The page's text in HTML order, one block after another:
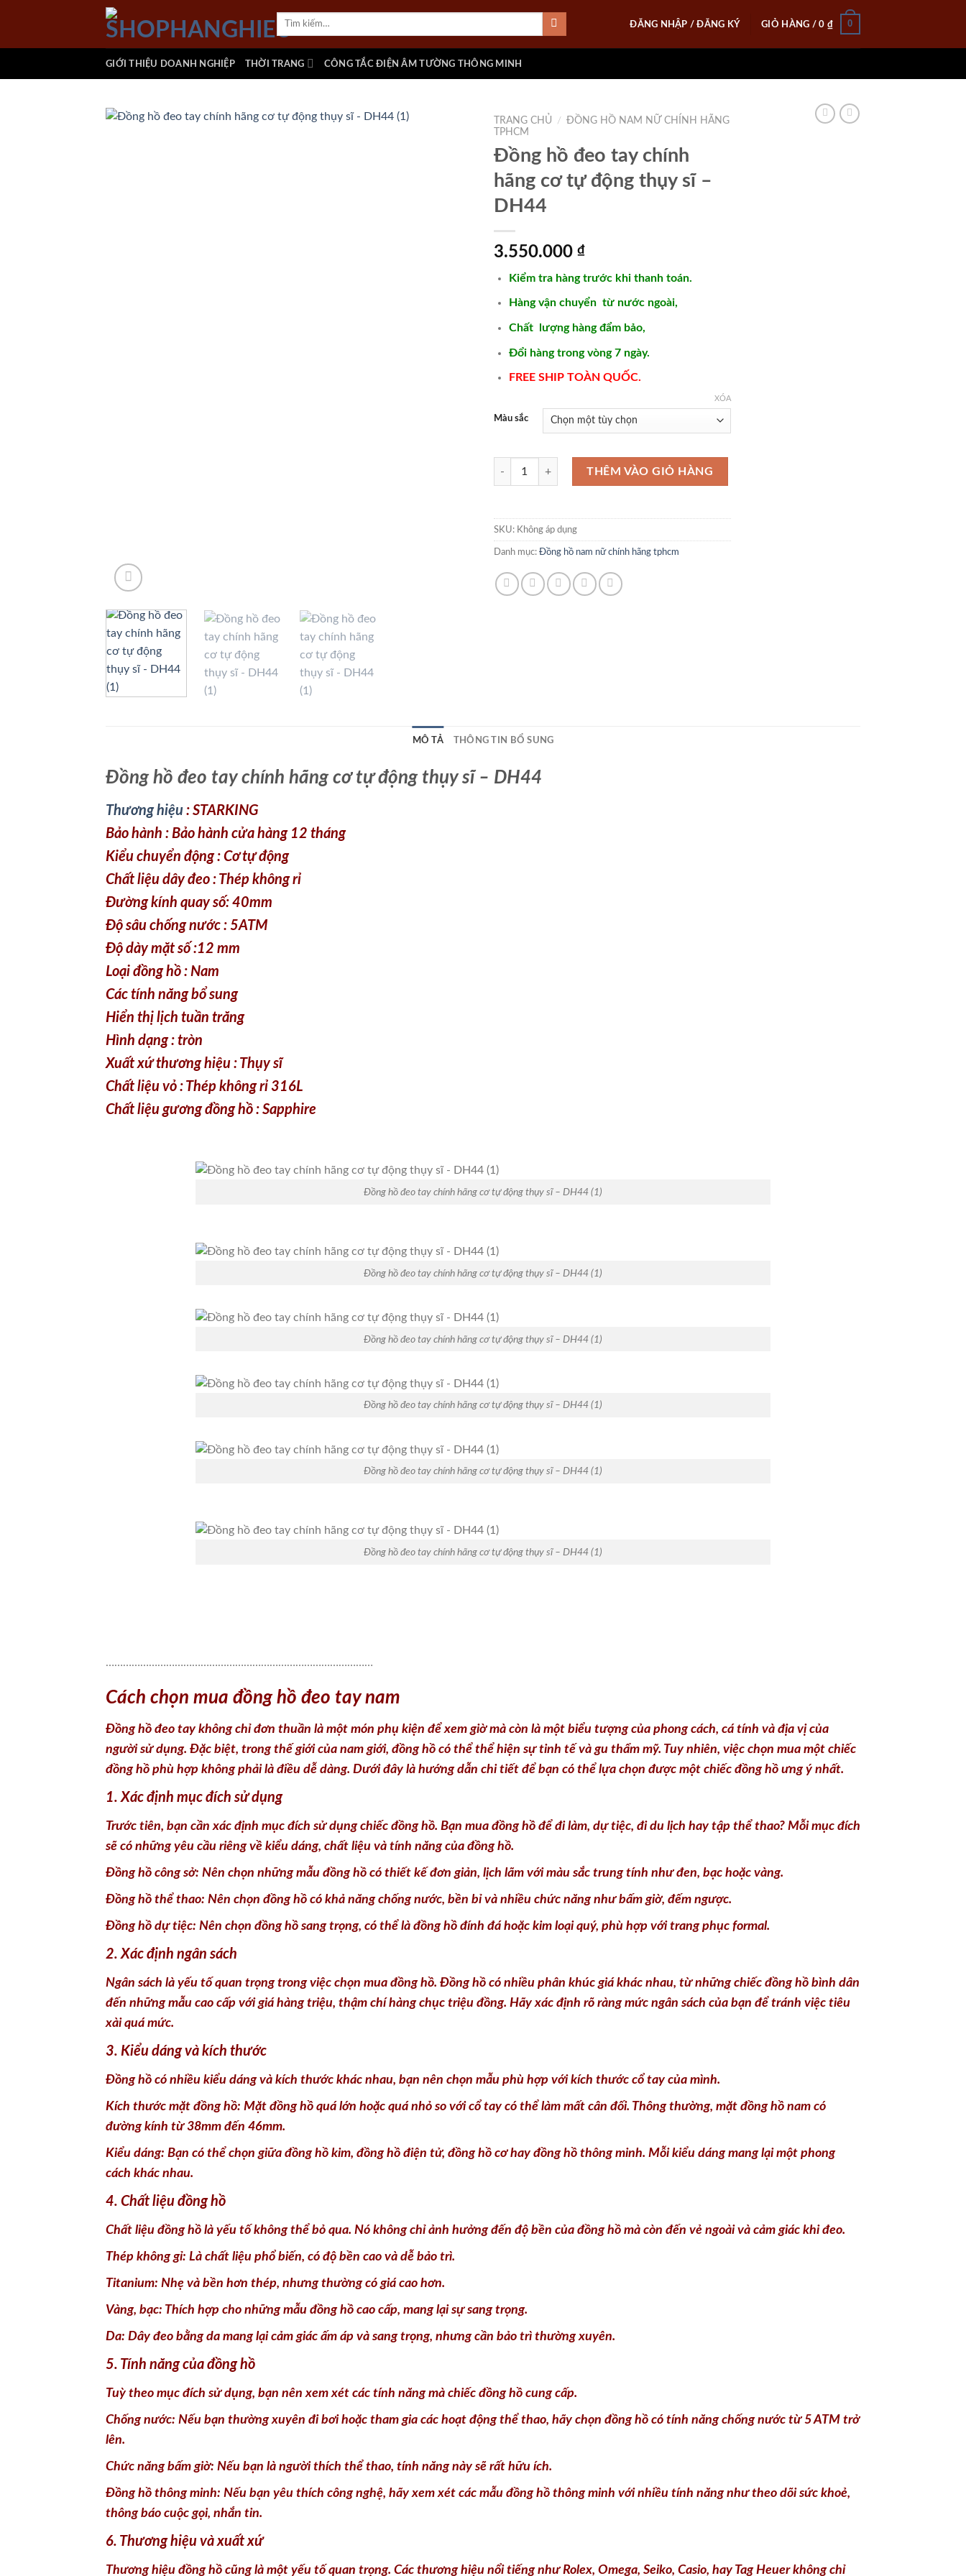
Tìm
ĐĂNG NHẬP / ĐĂNG KÝ GIỎ HÀNG /0 ₫ 0
GIỚI THIỆU DOANH NGHIỆP THỜI TRANG CÔNG TẮC ĐIỆN ÂM TƯỜNG THÔNG MINH
TRANG CHỦ / ĐỒNG HỒ NAM NỮ CHÍNH HÃNG
TPHCM
Đồng hồ đeo tay chính
hãng cơ tự động thụy sĩ –
DH44
3.550.000 ₫
Kiểm tra hàng trước khi thanh toán.
Hàng vận chuyển từ nước ngoài,
Chất lượng hàng đẩm bảo,
Đổi hàng trong vòng 7 ngày.
FREE SHIP TOÀN QUỐC.
Màu sắc
XÓA
Đồng hồ đeo tay chính hãng cơ tự động thụy sĩ - DH44 số lượng
THÊM VÀO GIỎ HÀNG
SKU: Không áp dụng
Danh mục: Đồng hồ nam nữ chính hãng tphcm
Kiểu chuyển động : Cơ tự động
Chất liệu dây đeo : Thép không rỉ
Đường kính quay số: 40mm
Độ sâu chống nước : 5ATM
Độ dày mặt số :12 mm
Loại đồng hồ : Nam
Các tính năng bổ sung
Hiển thị lịch tuần trăng
Hình dạng : tròn
Xuất xứ thương hiệu : Thụy sĩ
Chất liệu vỏ : Thép không rỉ 316L
Chất liệu gương đồng hồ : Sapphire
Đồng hồ đeo tay chính hãng cơ tự động thụy sĩ – DH44 (1)
Đồng hồ đeo tay chính hãng cơ tự động thụy sĩ – DH44 (1)
Đồng hồ đeo tay chính hãng cơ tự động thụy sĩ – DH44 (1)
đồng hồ phù hợp không phải là điều dễ dàng. Dưới đây là hướng dẫn chi tiết để bạn có thể lựa chọn được một chiếc đồng hồ ưng ý nhất.
1. Xác định mục đích sử dụng
Trước tiên, bạn cần xác định mục đích sử dụng chiếc đồng hồ. Bạn mua đồng hồ để đi làm, dự tiệc, đi du lịch hay tập thể thao? Mỗi mục đích
sẽ có những yêu cầu riêng về kiểu dáng, chất liệu và tính năng của đồng hồ.
Đồng hồ công sở: Nên chọn những mẫu đồng hồ có thiết kế đơn giản, lịch lãm với màu sắc trung tính như đen, bạc hoặc vàng.
Đồng hồ thể thao: Nên chọn đồng hồ có khả năng chống nước, bền bỉ và nhiều chức năng như bấm giờ, đếm ngược.
Đồng hồ dự tiệc: Nên chọn đồng hồ sang trọng, có thể là đồng hồ đính đá hoặc kim loại quý, phù hợp với trang phục formal.
2. Xác định ngân sách
đến những mẫu cao cấp với giá hàng triệu, thậm chí hàng chục triệu đồng. Hãy xác định rõ ràng mức ngân sách của bạn để tránh việc tiêu
xài quá mức.
3. Kiểu dáng và kích thước
Đồng hồ có nhiều kiểu dáng và kích thước khác nhau, bạn nên chọn mẫu phù hợp với kích thước cổ tay của mình.
đường kính từ 38mm đến 46mm.
Kiểu dáng: Bạn có thể chọn giữa đồng hồ kim, đồng hồ điện tử, đồng hồ cơ hay đồng hồ thông minh. Mỗi kiểu dáng mang lại một phong
cách khác nhau.
4. Chất liệu đồng hồ
Chất liệu đồng hồ là yếu tố không thể bỏ qua. Nó không chỉ ảnh hưởng đến độ bền của đồng hồ mà còn đến vẻ ngoài và cảm giác khi đeo.
Titanium: Nhẹ và bền hơn thép, nhưng thường có giá cao hơn.
Vàng, bạc: Thích hợp cho những mẫu đồng hồ cao cấp, mang lại sự sang trọng.
Da: Dây đeo bằng da mang lại cảm giác ấm áp và sang trọng, nhưng cần bảo trì thường xuyên.
5. Tính năng của đồng hồ
lên.
Chức năng bấm giờ: Nếu bạn là người thích thể thao, tính năng này sẽ rất hữu ích.
Đồng hồ thông minh: Nếu bạn yêu thích công nghệ, hãy xem xét các mẫu đồng hồ thông minh với nhiều tính năng như theo dõi sức khoẻ,
thông báo cuộc gọi, nhắn tin.
6. Thương hiệu và xuất xứ
Thương hiệu đồng hồ cũng là một yếu tố quan trọng. Các thương hiệu nổi tiếng như Rolex, Omega, Seiko, Casio, hay Tag Heuer không chỉ
mang lại chất lượng tốt mà còn thể hiện sự đẳng cấp. Hãy tìm hiểu về nguồn gốc và uy tín của thương hiệu trước khi quyết định mua.
7. Thời gian bảo hành và dịch vụ hậu mãi